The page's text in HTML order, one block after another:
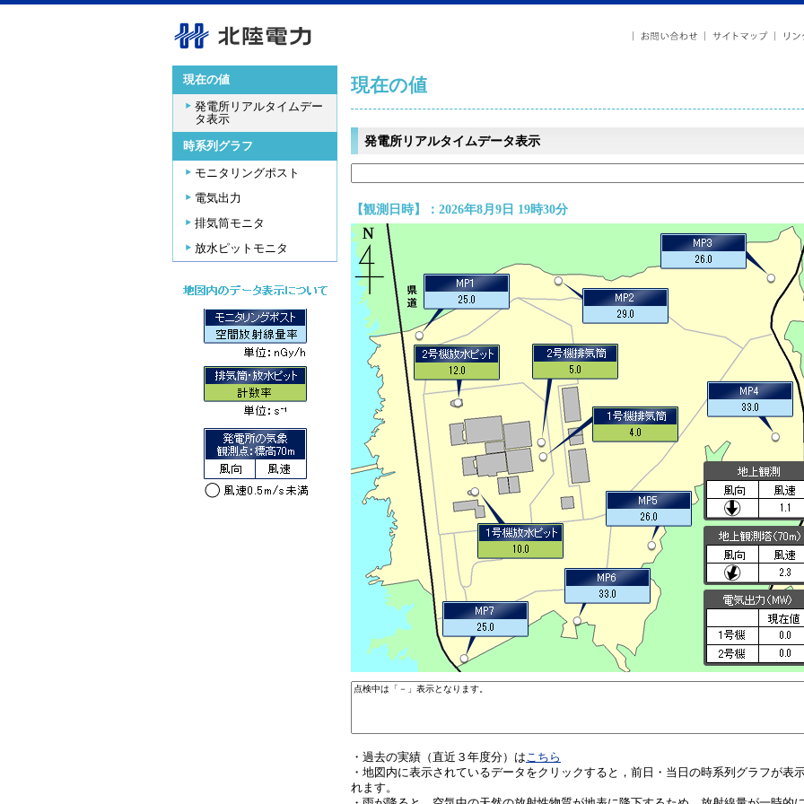
現在の値
発電所リアルタイムデー
タ表示
時系列グラフ
モニタリングポスト
電気出力
排気筒モニタ
放水ピットモニタ
現在の値
発電所リアルタイムデータ表示
【観測日時】：2026年8月9日 19時30分
・過去の実績（直近３年度分）はこちら
・地図内に表示されているデータをクリックすると，前日・当日の時系列グラフが表
れます。